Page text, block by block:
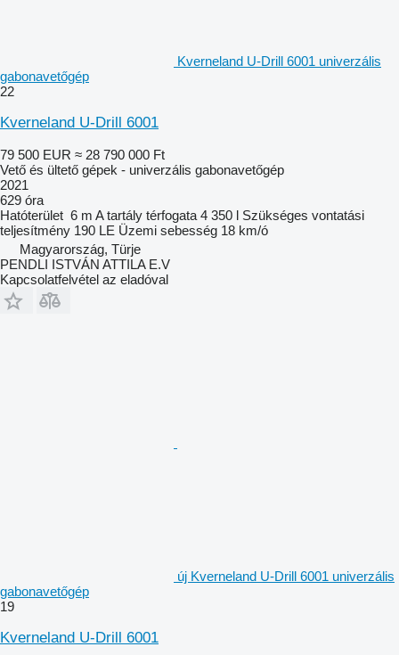
Kverneland U-Drill 6001 univerzális
gabonavetőgép
22
Kverneland U-Drill 6001
79 500 EUR ≈ 28 790 000 Ft
Vető és ültető gépek - univerzális gabonavetőgép
2021
629 óra
Hatóterület 6 m A tartály térfogata 4 350 l Szükséges vontatási
teljesítmény 190 LE Üzemi sebesség 18 km/ó
Magyarország, Türje
PENDLI ISTVÁN ATTILA E.V
Kapcsolatfelvétel az eladóval
új Kverneland U-Drill 6001 univerzális
gabonavetőgép
19
Kverneland U-Drill 6001